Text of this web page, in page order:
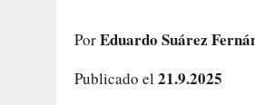
PorEduardo Suárez
Publicado el 21.9.2025